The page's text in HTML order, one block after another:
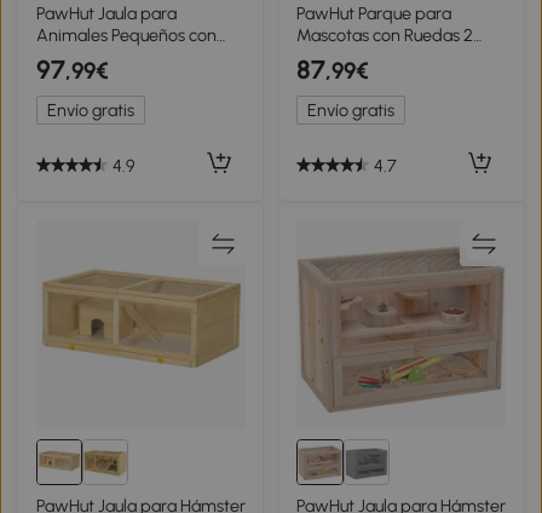
PawHut Jaula para
Animales Pequeños con
Ruedas Rampas Hamaca y
Bandeja Extraíble para
Chinchillas Hurones
80x52x128 cm Gris
97,99€
Envío gratis
4.9
PawHut Parque para
Mascotas con Ruedas 2
Puertas 3 Rampas Hamaca
Colgante y Bandeja
Extraíble para Cobayas
52x52x113,5cm Gris
87,99€
Envío gratis
4.7
PawHut Jaula para Hámster
PawHut Jaula para Hámster